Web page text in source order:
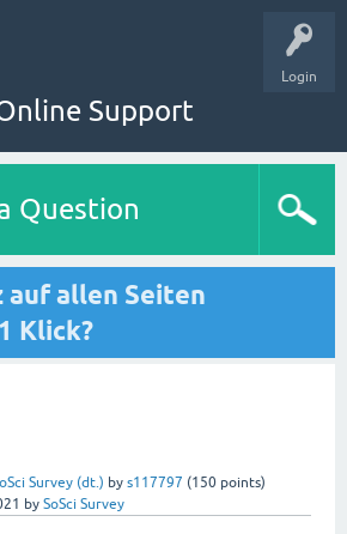
Login
Support
Question
auf allen Seiten
Klick?
Survey (dt.) by s117797 (150 points)
by SoSci Survey